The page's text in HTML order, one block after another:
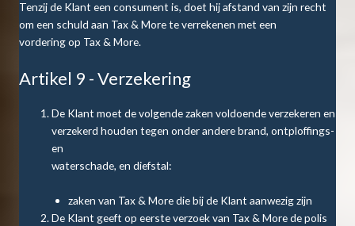
Tenzij de Klant een consument is, doet hij afstand van zijn recht
om een schuld aan Tax & More te verrekenen met een
vordering op Tax & More.
Artikel 9 - Verzekering
De Klant moet de volgende zaken voldoende verzekeren en
verzekerd houden tegen onder andere brand, ontploffings-
en
waterschade, en diefstal:
zaken van Tax & More die bij de Klant aanwezig zijn
De Klant geeft op eerste verzoek van Tax & More de polis